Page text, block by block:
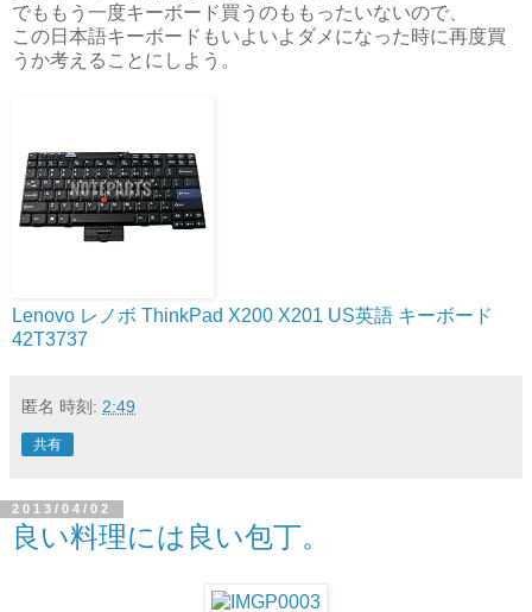
でももう一度キーボード買うのももったいないので、
この日本語キーボードもいよいよダメになった時に再度買
うか考えることにしよう。
Lenovo レノボ ThinkPad X200 X201 US英語 キーボード
42T3737
匿名 時刻: 2:49
共有
2013/04/02
良い料理には良い包丁。